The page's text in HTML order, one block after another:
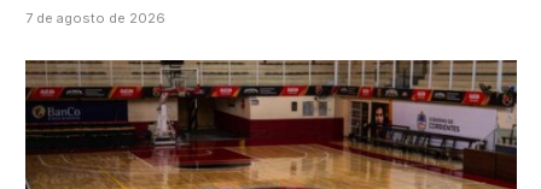
7 de agosto de 2026